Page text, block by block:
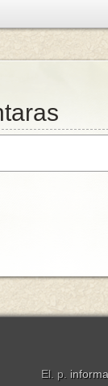
El. p.